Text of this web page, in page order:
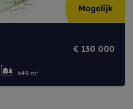
€ 130 000
649 m²